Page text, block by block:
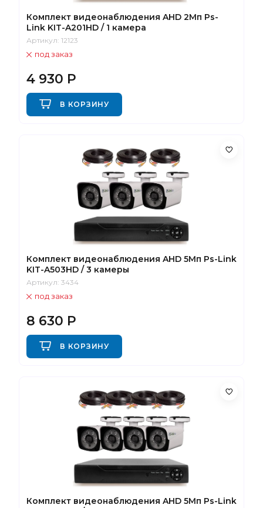
Комплект видеонаблюдения AHD 2Мп Ps-
Link KIT-A201HD / 1 камера
Артикул: 12123
под заказ
4 930 Р
В КОРЗИНУ
Комплект видеонаблюдения AHD 5Мп Ps-Link
KIT-A503HD / 3 камеры
Артикул: 3434
под заказ
8 630 Р
В КОРЗИНУ
Комплект видеонаблюдения AHD 5Мп Ps-Link